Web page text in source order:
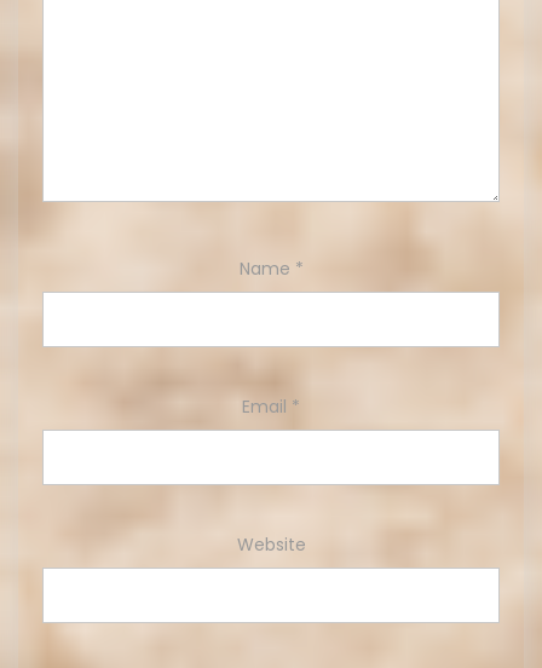
Name *
Email *
Website